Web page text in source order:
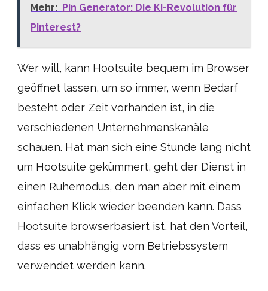
Mehr: Pin Generator: Die KI-Revolution für
Pinterest?
Wer will, kann Hootsuite bequem im Browser
geöffnet lassen, um so immer, wenn Bedarf
besteht oder Zeit vorhanden ist, in die
verschiedenen Unternehmenskanäle
schauen. Hat man sich eine Stunde lang nicht
um Hootsuite gekümmert, geht der Dienst in
einen Ruhemodus, den man aber mit einem
einfachen Klick wieder beenden kann. Dass
Hootsuite browserbasiert ist, hat den Vorteil,
dass es unabhängig vom Betriebssystem
verwendet werden kann.